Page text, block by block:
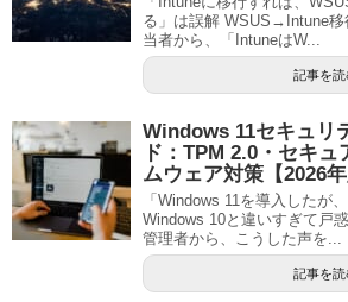
る」は誤解 WSUS→Intune移
当者から、「IntuneはW...
記事を読
Windows 11セキュリ
ド：TPM 2.0・セキ
ムウェア対策【2026年
「Windows 11を導入したが
Windows 10と違いすぎて戸
管理者から、こうした声を...
記事を読